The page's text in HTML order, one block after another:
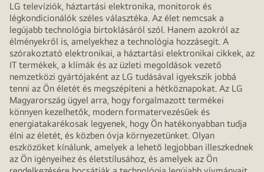
LG televíziók, háztartási elektronika, monitorok és
légkondicionálók széles választéka. Az élet nemcsak a
legújabb technológia birtoklásáról szól. Hanem azokról az
élményekről is, amelyekhez a technológia hozzásegít. A
szórakoztató elektronikai, a háztartási elektronikai cikkek, az
IT termékek, a klímák és az üzleti megoldások vezető
nemzetközi gyártójaként az LG tudásával igyekszik jobbá
tenni az Ön életét és megszépíteni a hétköznapokat. Az LG
Magyarország ügyel arra, hogy forgalmazott termékei
könnyen kezelhetők, modern formatervezésűek és
energiatakarékosak legyenek, hogy Ön hatékonyabban tudja
élni az életét, és közben óvja környezetünket. Olyan
eszközöket kínálunk, amelyek a lehető legjobban illeszkednek
az Ön igényeihez és életstílusához, és amelyek az Ön